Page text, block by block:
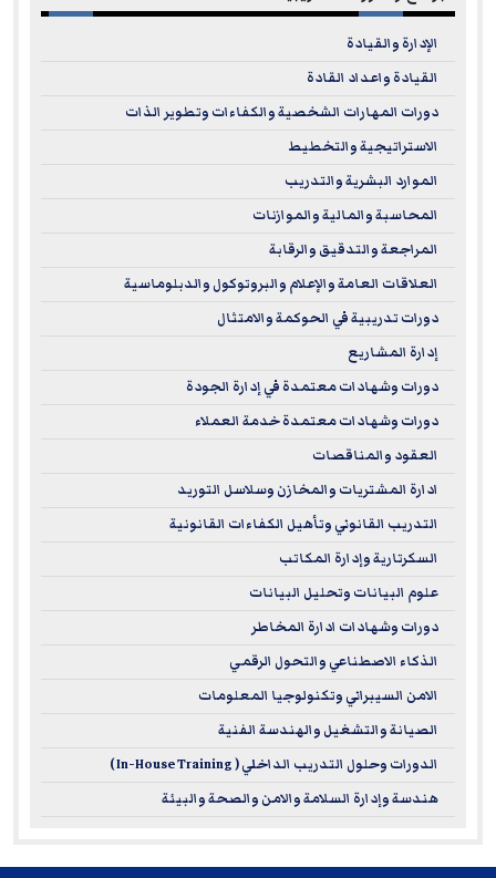
الإدارة والقيادة
القيادة واعداد القادة
دورات المهارات الشخصية والكفاءات وتطوير الذات
الاستراتيجية والتخطيط
الموارد البشرية والتدريب
المحاسبة والمالية والموازنات
المراجعة والتدقيق والرقابة
العلاقات العامة والإعلام والبروتوكول والدبلوماسية
دورات تدريبية في الحوكمة والامتثال
إدارة المشاريع
دورات وشهادات معتمدة في إدارة الجودة
دورات وشهادات معتمدة خدمة العملاء
العقود والمناقصات
ادارة المشتريات والمخازن وسلاسل التوريد
التدريب القانوني وتأهيل الكفاءات القانونية
السكرتارية وإدارة المكاتب
علوم البيانات وتحليل البيانات
دورات وشهادات ادارة المخاطر
الذكاء الاصطناعي والتحول الرقمي
الامن السيبراني وتكنولوجيا المعلومات
الصيانة والتشغيل والهندسة الفنية
الدورات وحلول التدريب الداخلي ( In-House Training )
هندسة وإدارة السلامة والامن والصحة والبيئة